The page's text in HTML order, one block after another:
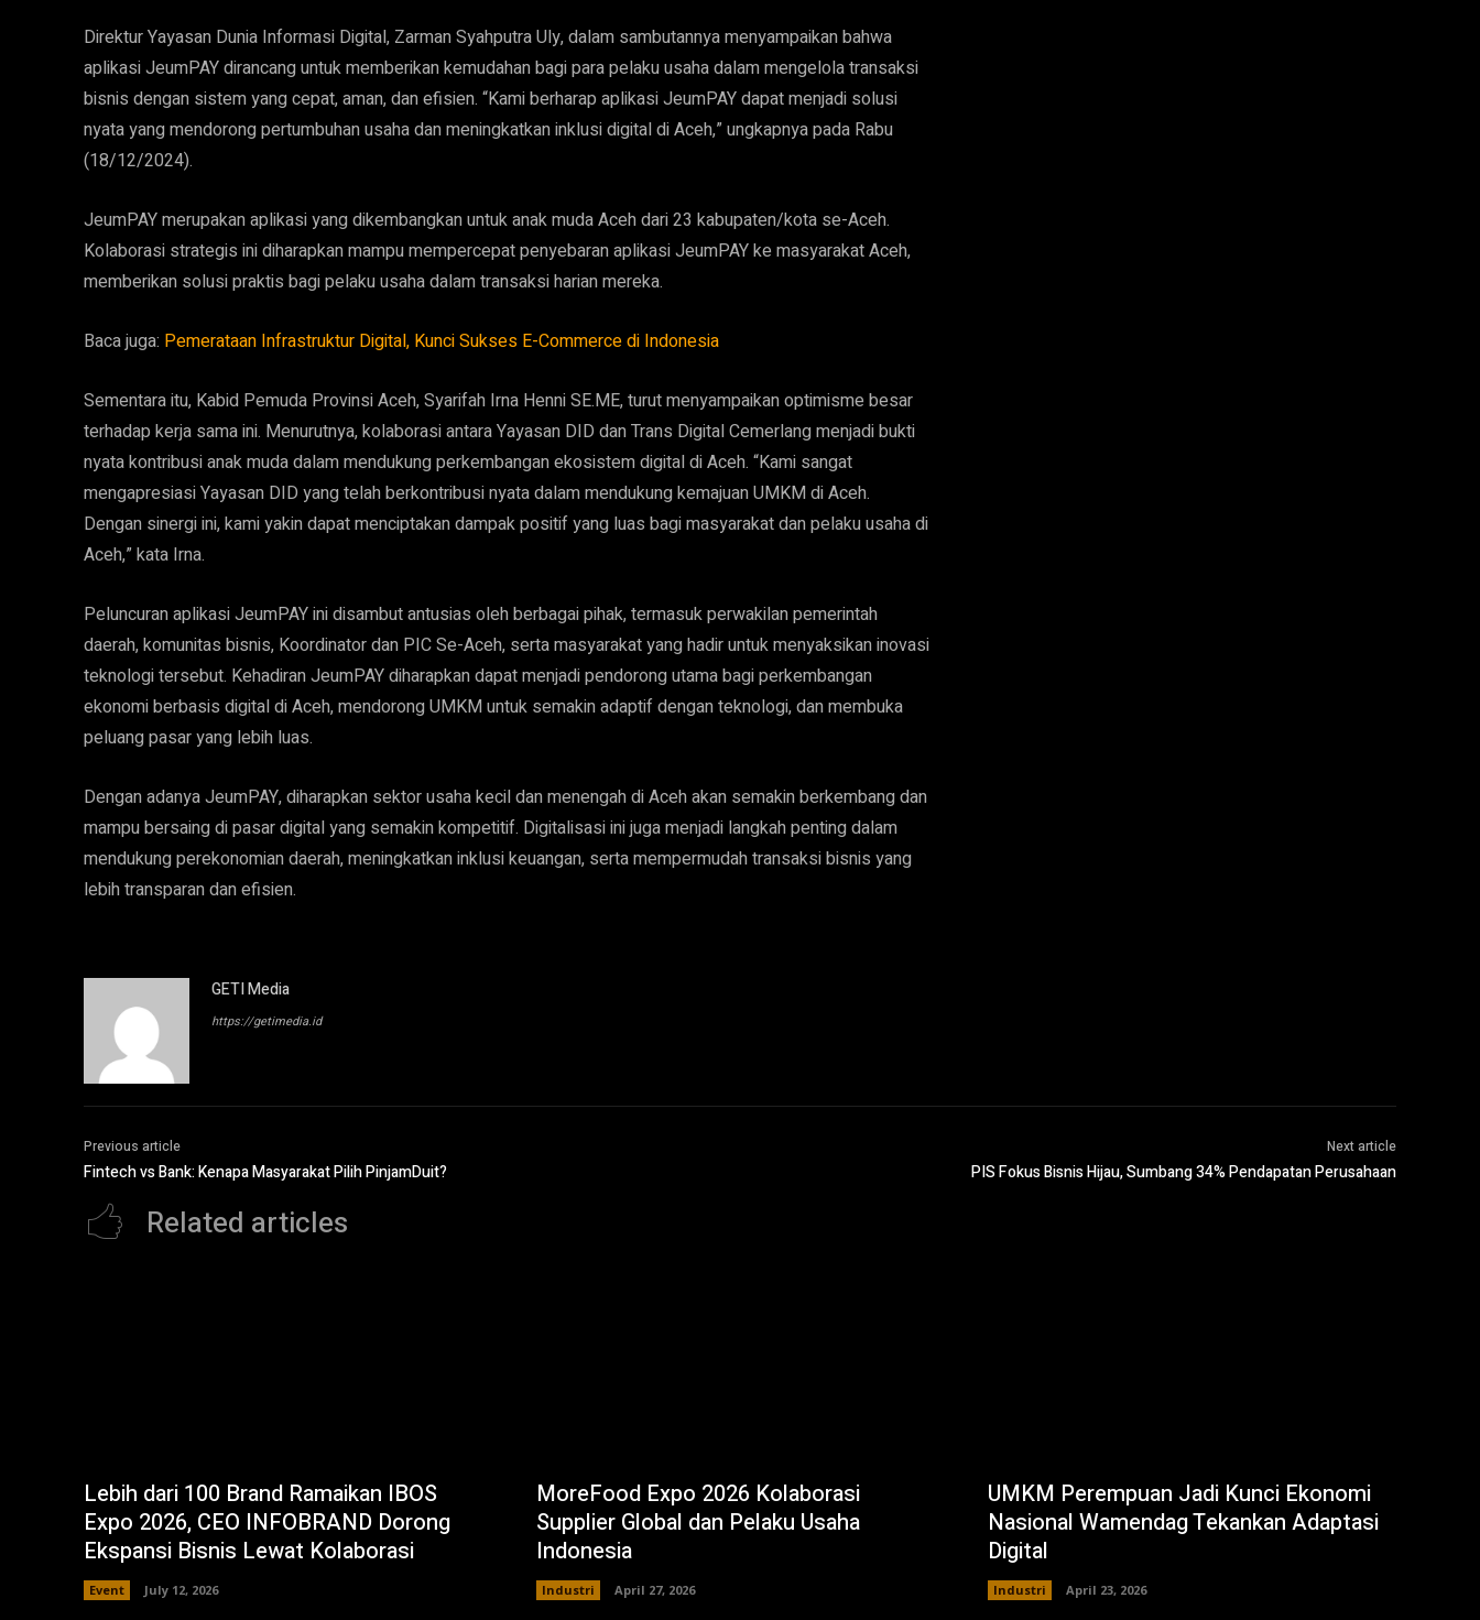
Direktur Yayasan Dunia Informasi Digital, Zarman Syahputra Uly, dalam sambutannya menyampaikan bahwa
aplikasi JeumPAY dirancang untuk memberikan kemudahan bagi para pelaku usaha dalam mengelola transaksi
bisnis dengan sistem yang cepat, aman, dan efisien. “Kami berharap aplikasi JeumPAY dapat menjadi solusi
nyata yang mendorong pertumbuhan usaha dan meningkatkan inklusi digital di Aceh,” ungkapnya pada Rabu
(18/12/2024).
JeumPAY merupakan aplikasi yang dikembangkan untuk anak muda Aceh dari 23 kabupaten/kota se-Aceh.
Kolaborasi strategis ini diharapkan mampu mempercepat penyebaran aplikasi JeumPAY ke masyarakat Aceh,
memberikan solusi praktis bagi pelaku usaha dalam transaksi harian mereka.
Baca juga: Pemerataan Infrastruktur Digital, Kunci Sukses E-Commerce di Indonesia
Sementara itu, Kabid Pemuda Provinsi Aceh, Syarifah Irna Henni SE.ME, turut menyampaikan optimisme besar
terhadap kerja sama ini. Menurutnya, kolaborasi antara Yayasan DID dan Trans Digital Cemerlang menjadi bukti
nyata kontribusi anak muda dalam mendukung perkembangan ekosistem digital di Aceh. “Kami sangat
mengapresiasi Yayasan DID yang telah berkontribusi nyata dalam mendukung kemajuan UMKM di Aceh.
Dengan sinergi ini, kami yakin dapat menciptakan dampak positif yang luas bagi masyarakat dan pelaku usaha di
Aceh,” kata Irna.
Peluncuran aplikasi JeumPAY ini disambut antusias oleh berbagai pihak, termasuk perwakilan pemerintah
daerah, komunitas bisnis, Koordinator dan PIC Se-Aceh, serta masyarakat yang hadir untuk menyaksikan inovasi
teknologi tersebut. Kehadiran JeumPAY diharapkan dapat menjadi pendorong utama bagi perkembangan
ekonomi berbasis digital di Aceh, mendorong UMKM untuk semakin adaptif dengan teknologi, dan membuka
peluang pasar yang lebih luas.
Dengan adanya JeumPAY, diharapkan sektor usaha kecil dan menengah di Aceh akan semakin berkembang dan
mampu bersaing di pasar digital yang semakin kompetitif. Digitalisasi ini juga menjadi langkah penting dalam
mendukung perekonomian daerah, meningkatkan inklusi keuangan, serta mempermudah transaksi bisnis yang
lebih transparan dan efisien.
GETI Media
https://getimedia.id
Previous article
Fintech vs Bank: Kenapa Masyarakat Pilih PinjamDuit?
Next article
PIS Fokus Bisnis Hijau, Sumbang 34% Pendapatan Perusahaan
Related articles
Lebih dari 100 Brand Ramaikan IBOS
Expo 2026, CEO INFOBRAND Dorong
Ekspansi Bisnis Lewat Kolaborasi
Event July 12, 2026
MoreFood Expo 2026 Kolaborasi
Supplier Global dan Pelaku Usaha
Indonesia
Industri April 27, 2026
UMKM Perempuan Jadi Kunci Ekonomi
Nasional Wamendag Tekankan Adaptasi
Digital
Industri April 23, 2026